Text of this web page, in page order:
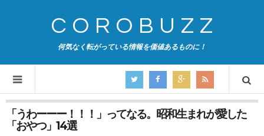
COROBUZZ
何気なく転がっている情報を価値あるものに！
「うわーーー！！！」ってなる。昭和生まれが愛した
「おやつ」14選